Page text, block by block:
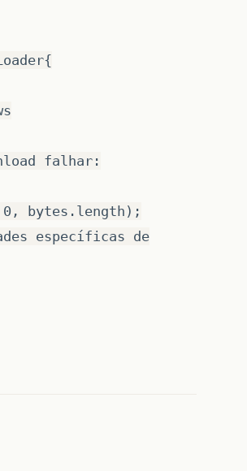
falhar:
0, bytes.length);
específicas de